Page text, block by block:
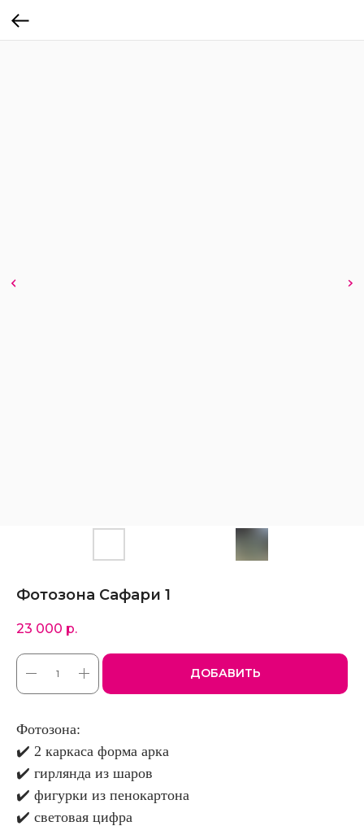
Фотозона Сафари 1
23 000 р.
ДОБАВИТЬ
Фотозона:
✔️ 2 каркаса форма арка
✔️ гирлянда из шаров
✔️ фигурки из пенокартона
✔️ световая цифра